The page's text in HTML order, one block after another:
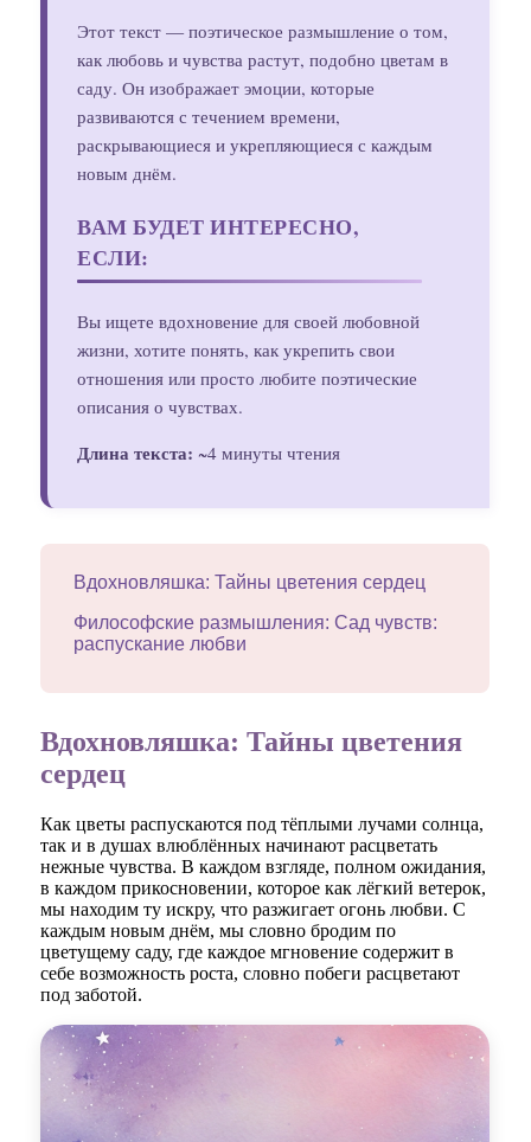
Этот текст — поэтическое размышление о том,
как любовь и чувства растут, подобно цветам в
саду. Он изображает эмоции, которые
развиваются с течением времени,
раскрывающиеся и укрепляющиеся с каждым
новым днём.
ВАМ БУДЕТ ИНТЕРЕСНО,
ЕСЛИ:
Вы ищете вдохновение для своей любовной
жизни, хотите понять, как укрепить свои
отношения или просто любите поэтические
описания о чувствах.
Длина текста: ~4 минуты чтения
Вдохновляшка: Тайны цветения сердец
Философские размышления: Сад чувств:
распускание любви
Вдохновляшка: Тайны цветения
сердец
Как цветы распускаются под тёплыми лучами солнца,
так и в душах влюблённых начинают расцветать
нежные чувства. В каждом взгляде, полном ожидания,
в каждом прикосновении, которое как лёгкий ветерок,
мы находим ту искру, что разжигает огонь любви. С
каждым новым днём, мы словно бродим по
цветущему саду, где каждое мгновение содержит в
себе возможность роста, словно побеги расцветают
под заботой.